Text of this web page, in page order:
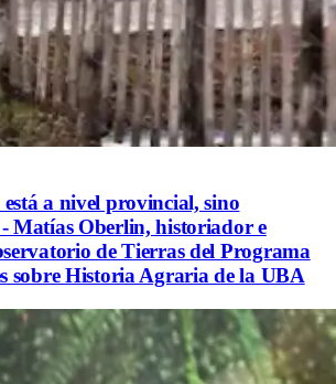
a nivel provincial, sino
Matías Oberlin, historiador e
de Tierras del Programa
sobre Historia Agraria de la UBA